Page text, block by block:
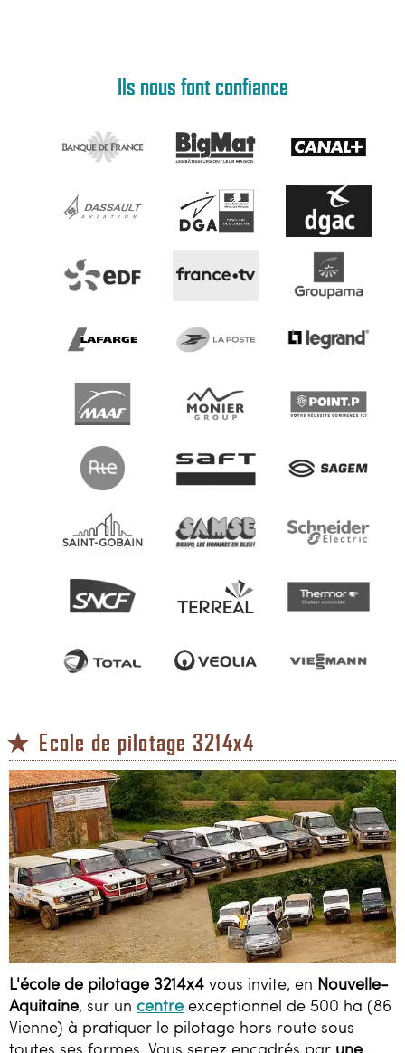
Ils nous font confiance
Ecole de pilotage 3214x4
L'école de pilotage 3214x4 vous invite, en Nouvelle-
Aquitaine, sur un centre exceptionnel de 500 ha (86
Vienne) à pratiquer le pilotage hors route sous
toutes ses formes. Vous serez encadrés par une